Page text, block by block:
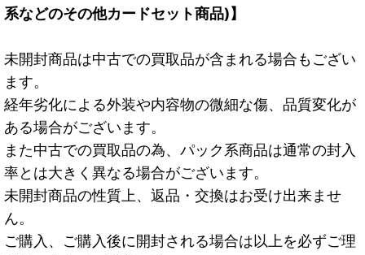
系などのその他カードセット商品)】
未開封商品は中古での買取品が含まれる場合もござい
ます。
経年劣化による外装や内容物の微細な傷、品質変化が
ある場合がございます。
また中古での買取品の為、パック系商品は通常の封入
率とは大きく異なる場合がございます。
未開封商品の性質上、返品・交換はお受け出来ませ
ん。
ご購入、ご購入後に開封される場合は以上を必ずご理